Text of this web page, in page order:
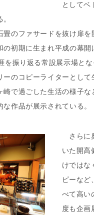
としてベ
のファサードを抜け扉
の初期に生まれ平成の幕
振り返る常設展示場とな
のコピーライターとして
崎で過ごした生活の様子
作品が展示されている。
さらに
いた開高
けではな
ピーなど
べて高い
度も企画